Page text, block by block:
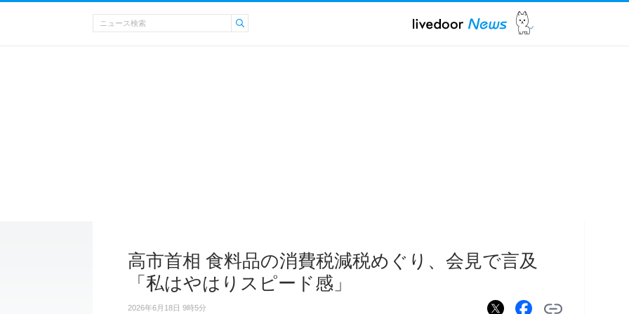
高市首相 食料品の消費税減税めぐり、会見で言及
「私はやはりスピード感」
2026年6月18日 9時5分